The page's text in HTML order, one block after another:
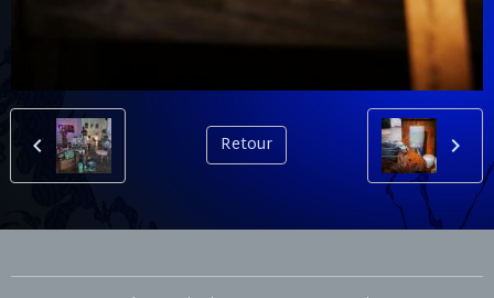
Retour